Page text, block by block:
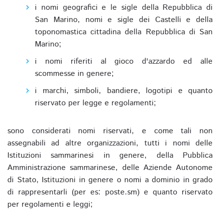
i nomi geografici e le sigle della Repubblica di
San Marino, nomi e sigle dei Castelli e della
toponomastica cittadina della Repubblica di San
Marino;
i nomi riferiti al gioco d'azzardo ed alle
scommesse in genere;
i marchi, simboli, bandiere, logotipi e quanto
riservato per legge e regolamenti;
sono considerati nomi riservati, e come tali non
assegnabili ad altre organizzazioni, tutti i nomi delle
Istituzioni sammarinesi in genere, della Pubblica
Amministrazione sammarinese, delle Aziende Autonome
di Stato, Istituzioni in genere o nomi a dominio in grado
di rappresentarli (per es: poste.sm) e quanto riservato
per regolamenti e leggi;